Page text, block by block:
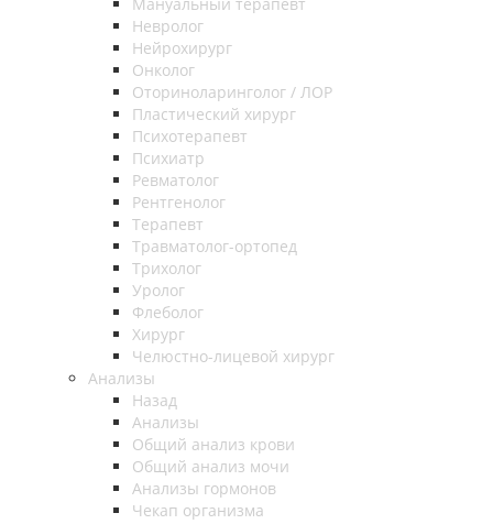
Невролог
Нейрохирург
Онколог
Оториноларинголог / ЛОР
Пластический хирург
Психотерапевт
Психиатр
Ревматолог
Рентгенолог
Терапевт
Травматолог-ортопед
Трихолог
Уролог
Флеболог
Хирург
Челюстно-лицевой хирург
Анализы
Назад
Анализы
Общий анализ крови
Общий анализ мочи
Анализы гормонов
Чекап организма